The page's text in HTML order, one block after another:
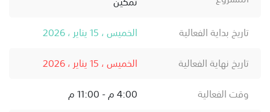
تاريخ بداية الفعالية
الخميس ، 15 يناير ، 2026
تاريخ نهاية الفعالية
الخميس ، 15 يناير ، 2026
وقت الفعالية
4:00 م - 11:00 م